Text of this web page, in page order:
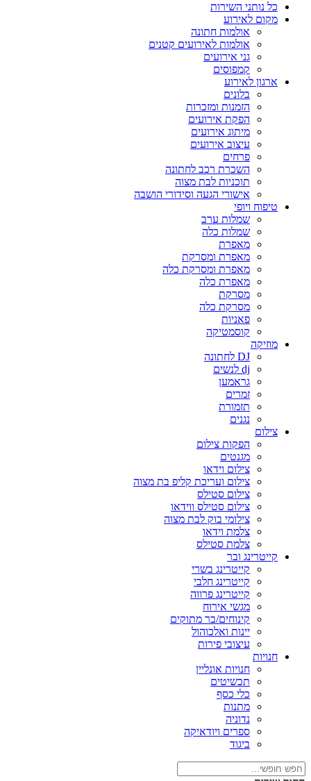
כל נותני השירות
מקום לאירוע
אולמות חתונה
אולמות לאירועים קטנים
גני אירועים
קמפוסים
ארגון לאירוע
בלונים
הזמנות ומזכרות
הפקת אירועים
מיתוג אירועים
עיצוב אירועים
פרחים
השכרת רכב לחתונה
תוכניות לבת מצוה
אישורי הגעה וסידורי הושבה
טיפוח ויופי
שמלות ערב
שמלות כלה
מאפרת
מאפרת ומסרקת
מאפרת ומסרקת כלה
מאפרת כלה
מסרקת
מסרקת כלה
פאניות
קוסמטיקה
מוזיקה
DJ לחתונה
dj לנשים
גראמען
זמרים
תזמורת
נגנים
צילום
הפקות צילום
מגנטים
צילום וידאו
צילום ועריכת קליפ בת מצוה
צילום סטילס
צילום סטילס ווידאו
צילומי בוק לבת מצוה
צלמת וידאו
צלמת סטילס
קייטרינג ובר
קייטרינג בשרי
קייטרינג חלבי
קייטרינג פרווה
מגשי אירוח
קינוחים/בר מתוקים
יינות ואלכוהול
עיצובי פירות
חנויות
חנויות אונליין
תכשיטים
כלי כסף
מתנות
נדוניה
ספרים ויודאיקה
ביגוד